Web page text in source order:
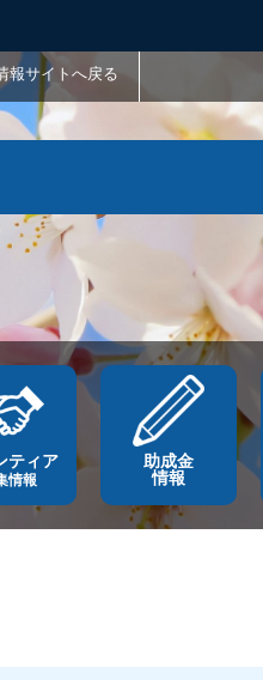
報サイトへ戻る
ティア
情報
助成金
情報